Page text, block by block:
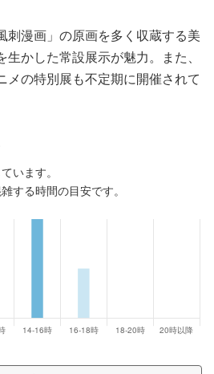
刺漫画」の原画を多く収蔵する美
かした常設展示が魅力。また、
メの特別展も不定期に開催されて
います。
する時間の目安です。